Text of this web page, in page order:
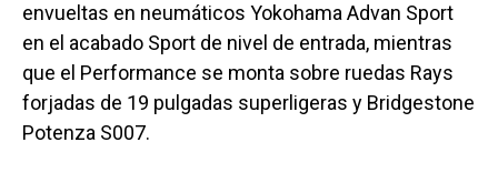
envueltas en neumáticos Yokohama Advan Sport
en el acabado Sport de nivel de entrada, mientras
que el Performance se monta sobre ruedas Rays
forjadas de 19 pulgadas superligeras y Bridgestone
Potenza S007.